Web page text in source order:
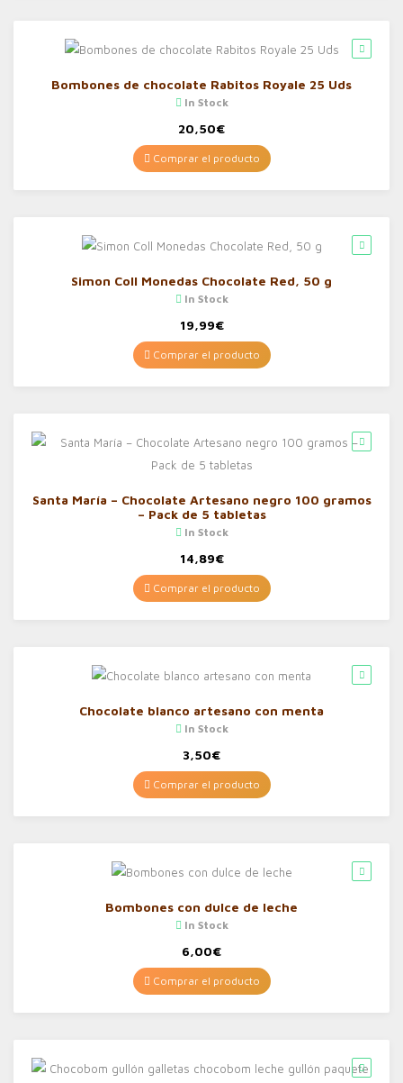
Bombones de chocolate Rabitos Royale 25 Uds
In Stock
20,50€
Comprar el producto
Simon Coll Monedas Chocolate Red, 50 g
In Stock
19,99€
Comprar el producto
Santa María – Chocolate Artesano negro 100 gramos
– Pack de 5 tabletas
In Stock
14,89€
Comprar el producto
Chocolate blanco artesano con menta
In Stock
3,50€
Comprar el producto
Bombones con dulce de leche
In Stock
6,00€
Comprar el producto